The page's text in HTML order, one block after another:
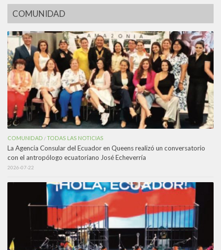
COMUNIDAD
COMUNIDAD /TODAS LAS NOTICIAS
La Agencia Consular del Ecuador en Queens realizó un conversatorio
con el antropólogo ecuatoriano José Echeverría
2026-07-22